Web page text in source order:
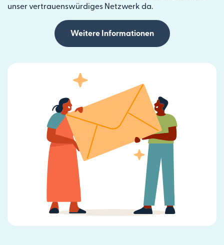
unser vertrauenswürdiges Netzwerk da.
Weitere Informationen